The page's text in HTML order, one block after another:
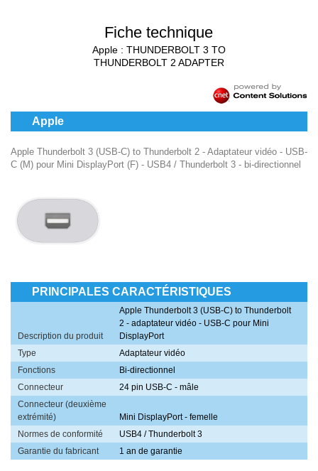
Fiche technique
Apple : THUNDERBOLT 3 TO
THUNDERBOLT 2 ADAPTER
Apple
Apple Thunderbolt 3 (USB-C) to Thunderbolt 2 - Adaptateur vidéo - USB-
C (M) pour Mini DisplayPort (F) - USB4 / Thunderbolt 3 - bi-directionnel
PRINCIPALES CARACTÉRISTIQUES
Description du produit
Apple Thunderbolt 3 (USB-C) to Thunderbolt
2 - adaptateur vidéo - USB-C pour Mini
DisplayPort
Type
Adaptateur vidéo
Fonctions
Bi-directionnel
Connecteur
24 pin USB-C - mâle
Connecteur (deuxième
extrémité)
Mini DisplayPort - femelle
Normes de conformité
USB4 / Thunderbolt 3
Garantie du fabricant
1 an de garantie